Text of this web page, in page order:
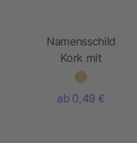
Namensschild
Kork mit
Magnet
ab 0,49 €